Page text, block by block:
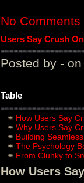
No Comments
Users Say Crush
Posted by - on
Table
How Users Say
Why Users Say
Building
The Psychology
From Clunky to
How Users